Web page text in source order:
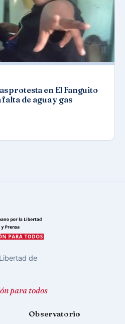
protesta en El Fanguito
de agua y gas
de
para todos
Observatorio